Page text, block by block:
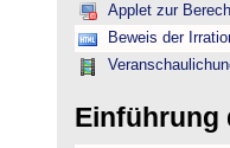
Applet zur
Beweis der
Einführung